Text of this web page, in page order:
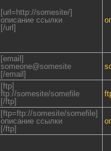
[url=http://somesite/]
описание ссылки
[/url]
[email]
someone@somesite
[/email]
[ftp]
ftp://somesite/somefile
[/ftp]
[ftp=ftp://somesite/somefile]
описание ссылки
[/ftp]